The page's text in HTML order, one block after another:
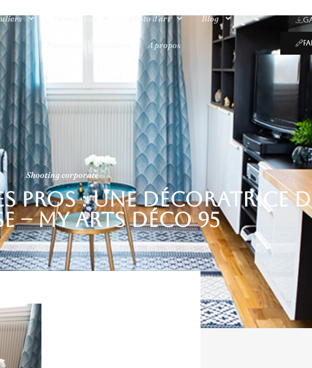
Entreprises Photo d’art Blog
A propos
Shooting corporate
pros : une décoratrice
– My Arts Déco 95